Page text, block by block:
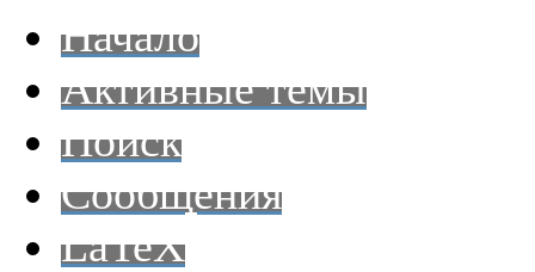
Начало
Активные темы
Поиск
Сообщения
LaTeX